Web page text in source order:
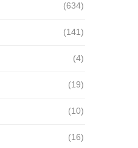
(634)
(141)
(4)
(19)
(10)
(16)